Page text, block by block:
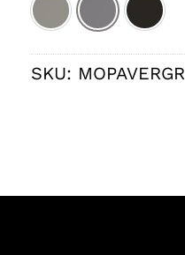
Dove-grayGray Nero
SKU: MOPAVERGR